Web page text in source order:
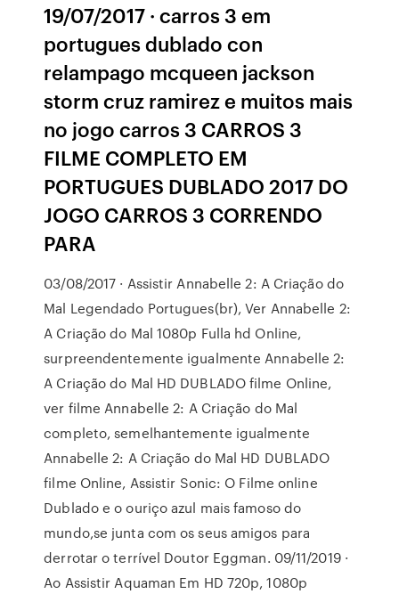
19/07/2017 · carros 3 em
portugues dublado con
relampago mcqueen jackson
storm cruz ramirez e muitos mais
no jogo carros 3 CARROS 3
FILME COMPLETO EM
PORTUGUES DUBLADO 2017 DO
JOGO CARROS 3 CORRENDO
PARA
03/08/2017 · Assistir Annabelle 2: A Criação do
Mal Legendado Portugues(br), Ver Annabelle 2:
A Criação do Mal 1080p Fulla hd Online,
surpreendentemente igualmente Annabelle 2:
A Criação do Mal HD DUBLADO filme Online,
ver filme Annabelle 2: A Criação do Mal
completo, semelhantemente igualmente
Annabelle 2: A Criação do Mal HD DUBLADO
filme Online, Assistir Sonic: O Filme online
Dublado e o ouriço azul mais famoso do
mundo,se junta com os seus amigos para
derrotar o terrível Doutor Eggman. 09/11/2019 ·
Ao Assistir Aquaman Em HD 720p, 1080p